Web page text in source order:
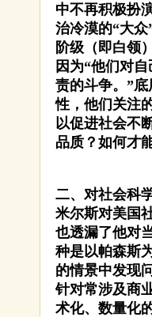
中不再积极扮
治冷漠的“大
阶级（即白领
因为“他们对
责的斗争。”
性，他们关注
以促进社会不
品质？如何才
二、对社会科
米尔斯对美国
也透漏了他对
种是以帕森斯
的情景中发现
针对常涉及商
术化、数量化